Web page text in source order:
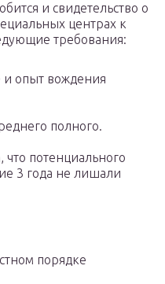
и свидетельство о
центрах к
требования:
и опыт вождения
полного.
потенциального
3 года не лишали
порядке